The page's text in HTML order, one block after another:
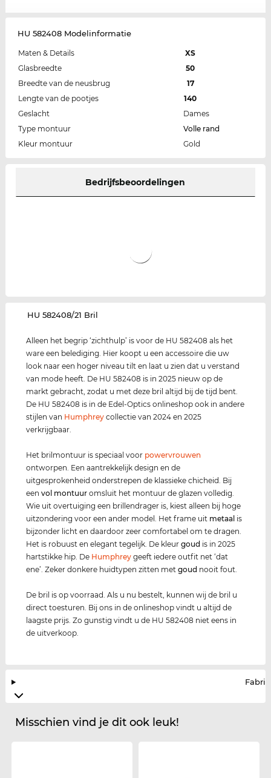
HU 582408 Modelinformatie
Maten & Details
XS
Glasbreedte
50
Breedte van de neusbrug
17
Lengte van de pootjes
140
Geslacht
Dames
Type montuur
Volle rand
Kleur montuur
Gold
Bedrijfsbeoordelingen
‌HU 582408/21 Bril
Alleen het begrip ‘zichthulp’ is voor de HU 582408 als het
ware een belediging. Hier koopt u een accessoire die uw
look naar een hoger niveau tilt en laat u zien dat u verstand
van mode heeft. De HU 582408 is in 2025 nieuw op de
markt gebracht, zodat u met deze bril altijd bij de tijd bent.
De HU 582408 is in de Edel-Optics onlineshop ook in andere
stijlen van Humphrey collectie van 2024 en 2025
verkrijgbaar.
Het brilmontuur is speciaal voor powervrouwen
ontworpen. Een aantrekkelijk design en de
uitgesprokenheid onderstrepen de klassieke chicheid. Bij
eenvol montuur omsluit het montuur de glazen volledig.
Wie uit overtuiging een brillendrager is, kiest alleen bij hoge
uitzondering voor een ander model. Het frame uit metaal is
bijzonder licht en daardoor zeer comfortabel om te dragen.
Het is robuust en elegant tegelijk. De kleurgoud is in 2025
hartstikke hip. De Humphrey geeft iedere outfit net ‘dat
ene’. Zeker donkere huidtypen zitten metgoud nooit fout.
De bril is op voorraad. Als u nu bestelt, kunnen wij de bril u
direct toesturen. Bij ons in de onlineshop vindt u altijd de
laagste prijs. Zo gunstig vindt u de HU 582408 niet eens in
de uitverkoop.
Misschien vind je dit ook leuk!